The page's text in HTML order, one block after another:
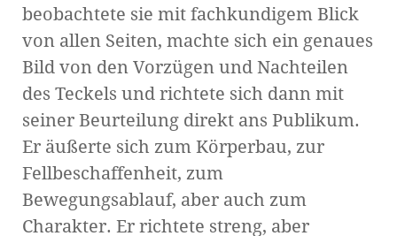
beobachtete sie mit fachkundigem Blick
von allen Seiten, machte sich ein genaues
Bild von den Vorzügen und Nachteilen
des Teckels und richtete sich dann mit
seiner Beurteilung direkt ans Publikum.
Er äußerte sich zum Körperbau, zur
Fellbeschaffenheit, zum
Bewegungsablauf, aber auch zum
Charakter. Er richtete streng, aber